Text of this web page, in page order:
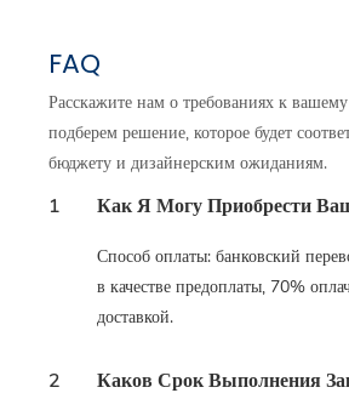
FAQ
Расскажите нам о требованиях к
подберем решение, которое будет
бюджету и дизайнерским ожиданиям.
1 Как Я Могу Приобрести
Способ оплаты: банковский
в качестве предоплаты, 70%
доставкой.
2 Каков Срок Выполнения